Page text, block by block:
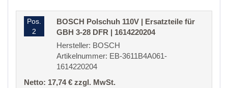
Pos.
2
BOSCH Polschuh 110V | Ersatzteile für
GBH 3-28 DFR | 1614220204
Hersteller: BOSCH
Artikelnummer: EB-3611B4A061-
1614220204
Netto: 17,74 € zzgl. MwSt.